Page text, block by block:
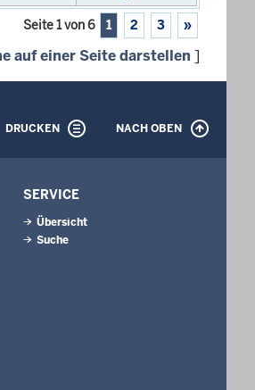
Seite 1 von 6 1 2 3 »
auf einer Seite darstellen ]
DRUCKEN NACH OBEN
SERVICE
Übersicht
Suche